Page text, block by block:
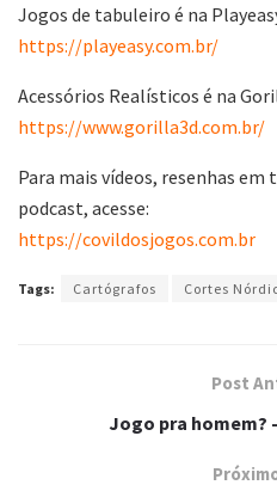
Jogos de tabuleiro é na
https://playeasy.com.br/
Acessórios Realísticos é na
https://www.gorilla3d.com.br/
Para mais vídeos, resenhas em
podcast, acesse:
https://covildosjogos.com.br
Tags: Cartógrafos Cortes
Post
Jogo pra homem?